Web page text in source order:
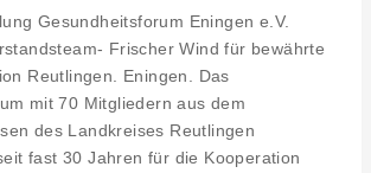
Gesundheitsforum Eningen e.V.
Frischer Wind für bewährte
Reutlingen. Eningen. Das
mit 70 Mitgliedern aus dem
des Landkreises Reutlingen
fast 30 Jahren für die Kooperation